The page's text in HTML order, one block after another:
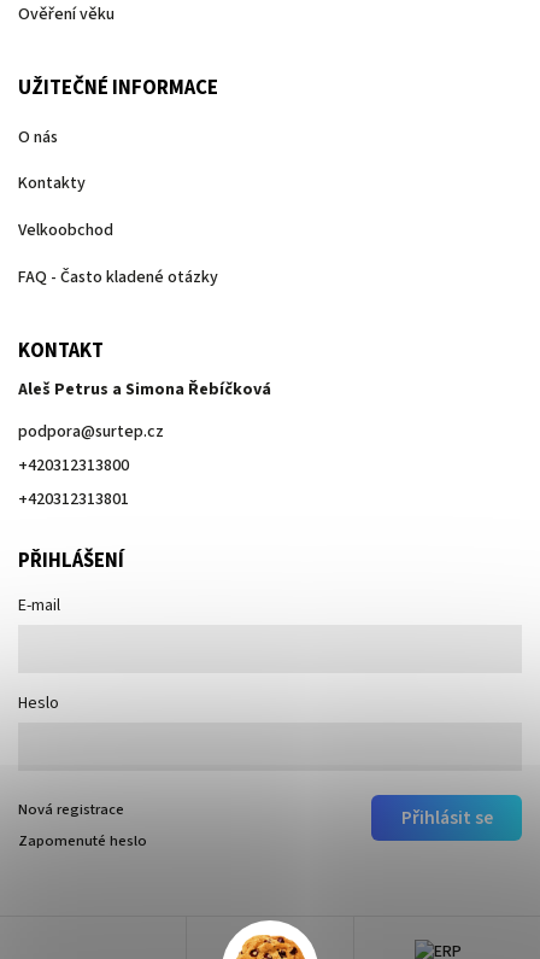
Ověření věku
UŽITEČNÉ INFORMACE
O nás
Kontakty
Velkoobchod
FAQ - Často kladené otázky
KONTAKT
Aleš Petrus a Simona Řebíčková
podpora@surtep.cz
+420312313800
+420312313801
PŘIHLÁŠENÍ
E-mail
Heslo
Přihlásit se
Nová registrace
Zapomenuté heslo